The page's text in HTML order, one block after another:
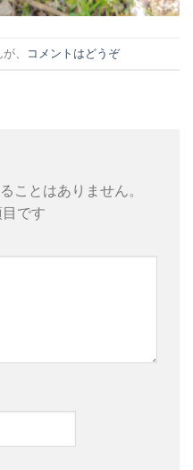
、 コメントはどうぞ
ことはありません。
です